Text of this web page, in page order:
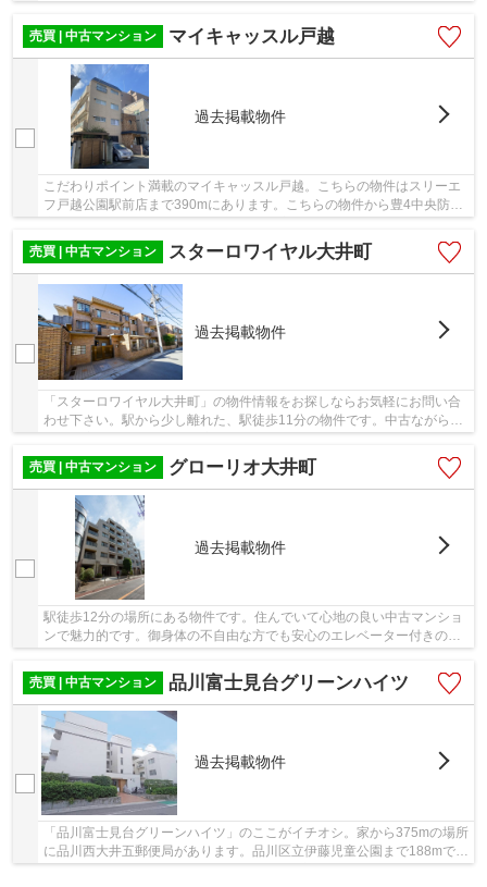
売買 | 中古マンション
マイキャッスル戸越
過去掲載物件
こだわりポイント満載のマイキャッスル戸越。こちらの物件はスリーエ
フ戸越公園駅前店まで390mにあります。こちらの物件から豊4中央防災
売買 | 中古マンション
スターロワイヤル大井町
過去掲載物件
「スターロワイヤル大井町」の物件情報をお探しならお気軽にお問い合
わせ下さい。駅から少し離れた、駅徒歩11分の物件です。中古ながらも
売買 | 中古マンション
グローリオ大井町
過去掲載物件
駅徒歩12分の場所にある物件です。住んでいて心地の良い中古マンショ
ンで魅力的です。御身体の不自由な方でも安心のエレベーター付きの物
売買 | 中古マンション
品川富士見台グリーンハイツ
過去掲載物件
「品川富士見台グリーンハイツ」のここがイチオシ。家から375mの場所
に品川西大井五郵便局があります。品川区立伊藤児童公園まで188mで